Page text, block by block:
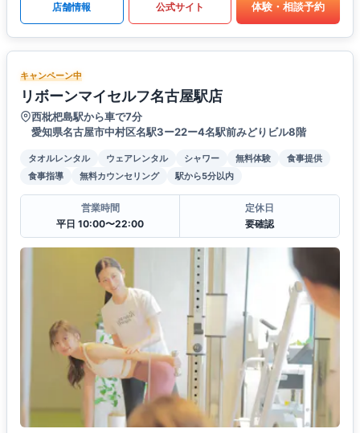
店舗情報 公式サイト 体験・相談予約
キャンペーン中
リボーンマイセルフ名古屋駅店
西枇杷島駅から車で7分
愛知県名古屋市中村区名駅3ー22ー4名駅前みどりビル8階
タオルレンタル ウェアレンタル シャワー 無料体験
食事提供
食事指導
無料カウンセリング 駅から5分以内
営業時間
平日 10:00〜22:00
定休日
要確認